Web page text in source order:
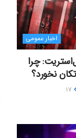
اخبار عمومی
چرا
نخورد؟